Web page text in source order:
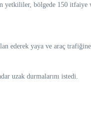
yetkililer, bölgede 150 itfaiye
ederek yaya ve araç trafiğine
uzak durmalarını istedi.